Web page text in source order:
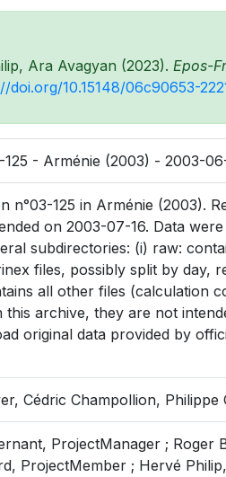
Ara Avagyan (2023). Epos-
doi.org/10.15148/06c90653-
- Arménie (2003) - 2003-
125 in Arménie (2003).
on 2003-07-16. Data
subdirectories: (i) raw:
files, possibly split by day,
all other files (calculation
this archive, they are not
original data provided by
Cédric Champollion,
ProjectManager ; Roger
ProjectMember ; Hervé